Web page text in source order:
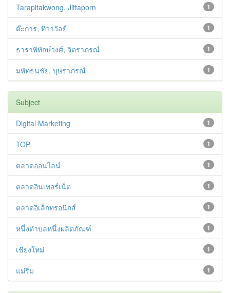
1
Tarapitakwong, Jittaporn
1
ต๊ะการ, ทิวาวัลย์
1
ธาราพิทักษ์วงศ์, จิตราภรณ์
1
มหัทธนชัย, บุษราภรณ์
Subject
1
Digital Marketing
1
TOP
1
ตลาดออนไลน์
1
ตลาดอินเทอร์เน็ต
1
ตลาดอิเล็กทรอนิกส์
1
หนึ่งตำบลหนึ่งผลิตภัณฑ์
1
เชียงใหม่
1
แม่ริม